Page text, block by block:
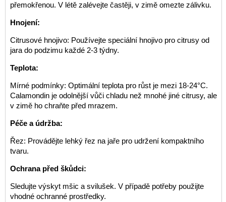
přemokřenou. V létě zalévejte častěji, v zimě omezte zálivku.
Hnojení:
Citrusové hnojivo: Používejte speciální hnojivo pro citrusy od
jara do podzimu každé 2-3 týdny.
Teplota:
Mírné podmínky: Optimální teplota pro růst je mezi 18-24°C.
Calamondin je odolnější vůči chladu než mnohé jiné citrusy, ale
v zimě ho chraňte před mrazem.
Péče a údržba:
Řez: Provádějte lehký řez na jaře pro udržení kompaktního
tvaru.
Ochrana před škůdci:
Sledujte výskyt mšic a svilušek. V případě potřeby použijte
vhodné ochranné prostředky.